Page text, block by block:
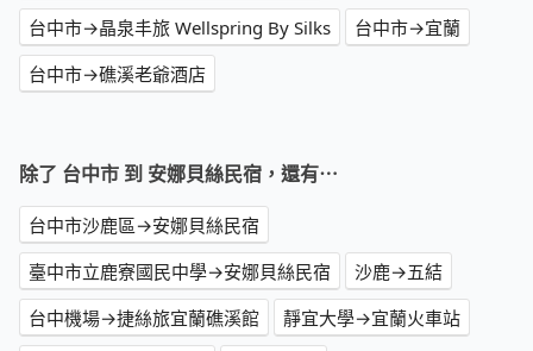
台中市→晶泉丰旅 Wellspring By Silks
台中市→宜蘭
台中市→礁溪老爺酒店
除了 台中市 到 安娜貝絲民宿，還有⋯
台中市沙鹿區→安娜貝絲民宿
臺中市立鹿寮國民中學→安娜貝絲民宿
沙鹿→五結
台中機場→捷絲旅宜蘭礁溪館
靜宜大學→宜蘭火車站